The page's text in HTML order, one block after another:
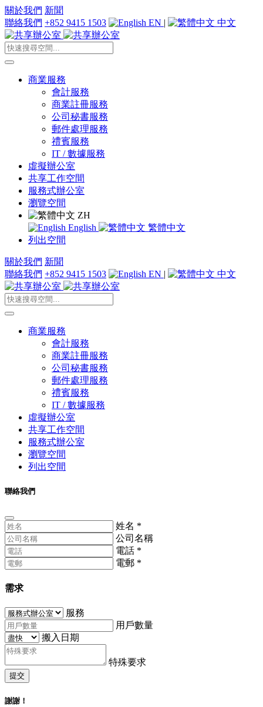
關於我們 新聞
聯絡我們 +852 9415 1503 EN | 中文
商業服務
會計服務
商業註冊服務
公司秘書服務
郵件處理服務
禮賓服務
IT / 數據服務
虛擬辦公室
共享工作空間
服務式辦公室
瀏覽空間
ZH
English
繁體中文
列出空間
關於我們 新聞
聯絡我們 +852 9415 1503 EN | 中文
商業服務
會計服務
商業註冊服務
公司秘書服務
郵件處理服務
禮賓服務
IT / 數據服務
虛擬辦公室
共享工作空間
服務式辦公室
瀏覽空間
列出空間
聯絡我們
姓名 *
公司名稱
電話 *
電郵 *
需求
服務
用戶數量
搬入日期
特殊要求
提交
謝謝！